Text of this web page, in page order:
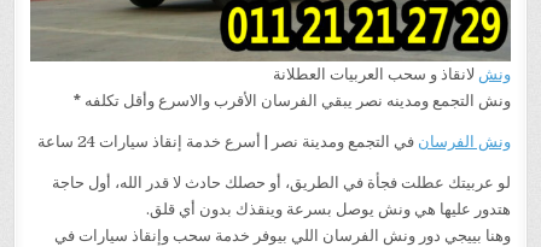
ونش لانقاذ و سحب العربيات العطلانة
ونش التجمع ومدينه نصر يبقي الفرسان الأقرب والاسرع وأقل تكلفه*
ونش الفرسان في التجمع ومدينة نصر | أسرع خدمة إنقاذ سيارات 24 ساعة
لو عربيتك عطلت فجأة في الطريق، أو حصلك حادث لا قدر الله، أول حاجة
هتدور عليها هي ونش يوصل بسرعة وينقذك بدون أي قلق.
وهنا بييجي دور ونش الفرسان اللي بيوفر خدمة سحب وإنقاذ سيارات في